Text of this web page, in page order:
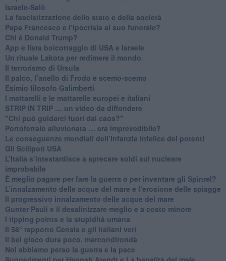
Israele-Salò
​La fascistizzazione dello stato e della società
Papa Francesco e l’ipocrisia al suo funerale?
​Chi è Donald Trump?
App e lista boicottaggio di USA e Israele
​Un rituale Lakota per redimere il mondo
Il terrorismo di Ursula
​Il palco, l’anello di Frodo e scemo-scemo
Esimio filosofo Galimberti
​I mattarelli e le mattarelle europei e italiani
​STRIP IN TRIP … un video da diffondere
"Chi può guidarci fuori dal caos?"
​Portoferraio alluvionata … era imprevedibile?
Le conseguenze mondiali dell’infanzia infelice dei potenti
​Gli Scilipoti USA
L’Italia s’intestardisce a sprecare soldi sul nucleare
improbabile
È meglio pagare per fare la guerra o per inventare gli Spinrel?
​L’innalzamento delle acque del mare e l’erosione delle spiagge
​Il progressivo innalzamento delle acque del mare
​Gunter Pauli e il desalinizzare meglio e a costo minore
I tipping points e la stupidità umana
​Il 58° rapporto Censis e gli italiani veri
​Il bel gioco dura poco, marcondirondà
Noi abbiamo perso la guerra e la pace